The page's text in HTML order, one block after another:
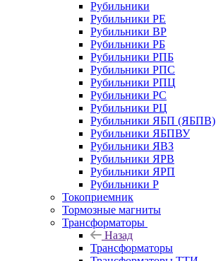
Рубильники
Рубильники РЕ
Рубильники ВР
Рубильники РБ
Рубильники РПБ
Рубильники РПС
Рубильники РПЦ
Рубильники РС
Рубильники РЦ
Рубильники ЯБП (ЯБПВ)
Рубильники ЯБПВУ
Рубильники ЯВЗ
Рубильники ЯРВ
Рубильники ЯРП
Рубильники Р
Токоприемник
Тормозные магниты
Трансформаторы
Назад
Трансформаторы